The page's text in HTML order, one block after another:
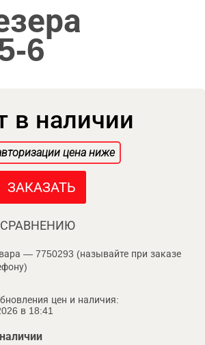
6
в наличии
цена ниже
ЗАКАЗАТЬ
СРАВНЕНИЮ
— 7750293 (называйте при заказе
цен и наличия:
в 18:41